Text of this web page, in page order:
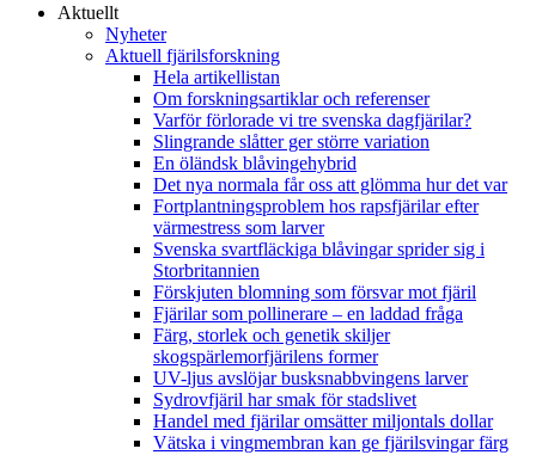
Aktuellt
Nyheter
Aktuell fjärilsforskning
Hela artikellistan
Om forskningsartiklar och referenser
Varför förlorade vi tre svenska dagfjärilar?
Slingrande slåtter ger större variation
En öländsk blåvingehybrid
Det nya normala får oss att glömma hur det var
Fortplantningsproblem hos rapsfjärilar efter
värmestress som larver
Svenska svartfläckiga blåvingar sprider sig i
Storbritannien
Förskjuten blomning som försvar mot fjäril
Fjärilar som pollinerare – en laddad fråga
Färg, storlek och genetik skiljer
skogspärlemorfjärilens former
UV-ljus avslöjar busksnabbvingens larver
Sydrovfjäril har smak för stadslivet
Handel med fjärilar omsätter miljontals dollar
Vätska i vingmembran kan ge fjärilsvingar färg